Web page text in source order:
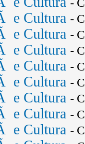
-
e Cultura -
e Cultura -
e Cultura -
e Cultura -
e Cultura -
e Cultura -
e Cultura -
e Cultura -